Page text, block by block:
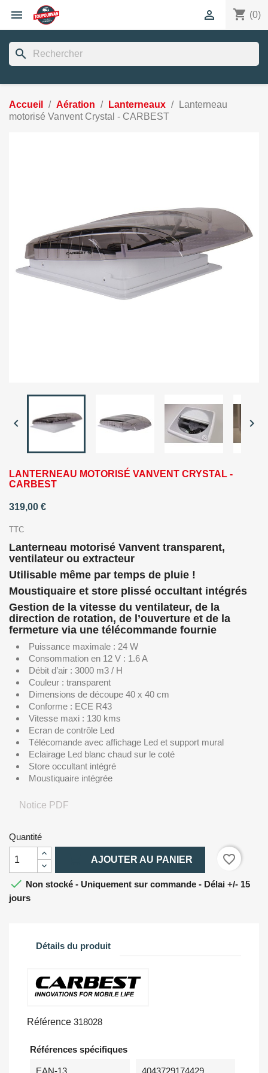
 shopping_cart (0)

search
Accueil Aération Lanterneaux
Lanterneau
motorisé Vanvent Crystal - CARBEST
 
LANTERNEAU MOTORISÉ VANVENT CRYSTAL -
CARBEST
319,00 €
TTC
Lanterneau motorisé Vanvent transparent,
ventilateur ou extracteur
Utilisable même par temps de pluie !
Moustiquaire et store plissé occultant intégrés
Gestion de la vitesse du ventilateur, de la
direction de rotation, de l’ouverture et de la
fermeture via une télécommande fournie
Puissance maximale : 24 W
Consommation en 12 V : 1.6 A
Débit d’air : 3000 m3 / H
Couleur : transparent
Dimensions de découpe 40 x 40 cm
Conforme : ECE R43
Vitesse maxi : 130 kms
Ecran de contrôle Led
Télécomande avec affichage Led et support mural
Eclairage Led blanc chaud sur le coté
Store occultant intégré
Moustiquaire intégrée
Notice PDF
Quantité
AJOUTER AU PANIER
favorite_border
 Non stocké - Uniquement sur commande - Délai +/- 15
jours
Détails du produit
Référence 318028
Références spécifiques
EAN-13 4043729174429